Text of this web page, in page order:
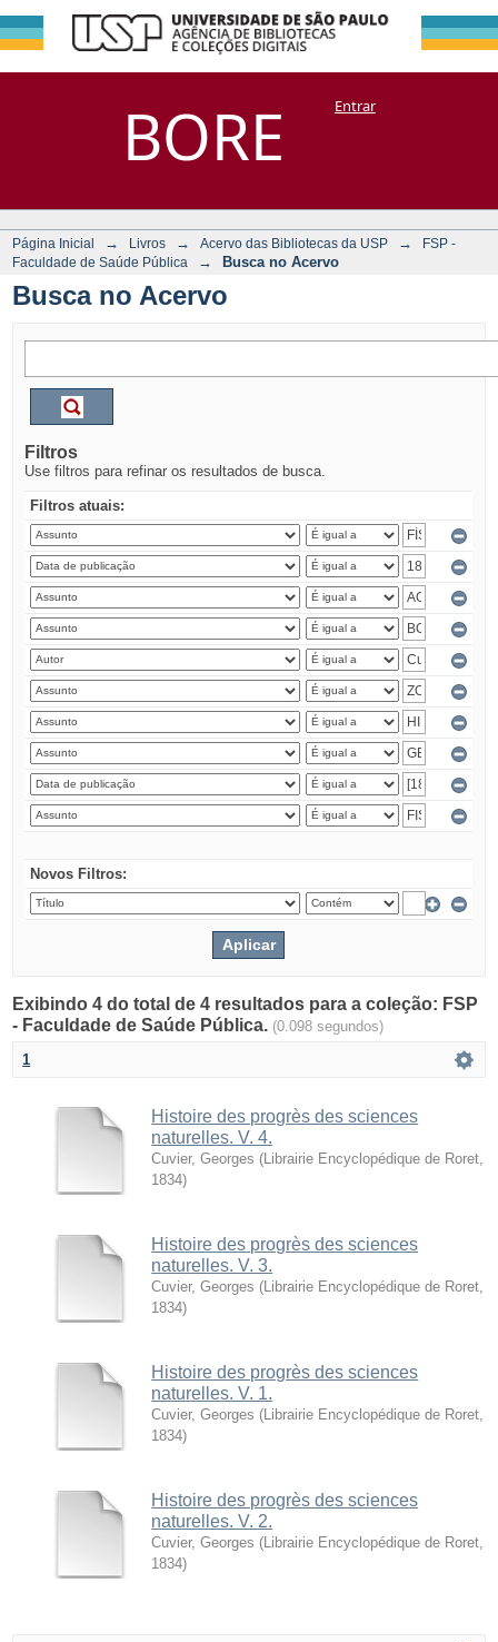
BORE
Busca no Acervo
DSpace/Manakin + CoriscoEntrar
Página Inicial → Livros → Acervo das Bibliotecas da USP →
FSP -
Faculdade de Saúde Pública
→ Busca no Acervo
Busca no Acervo
Filtros
Use filtros para refinar os resultados de busca.
Filtros atuais:
Novos Filtros:
Exibindo 4 do total de 4 resultados para a coleção: FSP
- Faculdade de Saúde Pública. (0.098 segundos)
1
Histoire des progrès des sciences
naturelles. V. 4.
Cuvier, Georges ( Librairie Encyclopédique de Roret
1834)
Histoire des progrès des sciences
naturelles. V. 3.
Cuvier, Georges ( Librairie Encyclopédique de Roret
1834)
Histoire des progrès des sciences
naturelles. V. 1.
Cuvier, Georges ( Librairie Encyclopédique de Roret
1834)
Histoire des progrès des sciences
naturelles. V. 2.
Cuvier, Georges ( Librairie Encyclopédique de Roret
1834)